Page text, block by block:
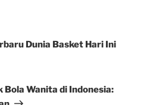
Dunia Basket Hari Ini
Bola Wanita di Indonesia: